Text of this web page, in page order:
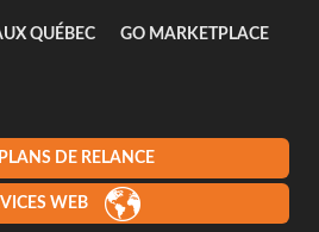
QUÉBEC GO MARKETPLACE
PLANS DE RELANCE
WEB